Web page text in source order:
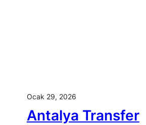
Ocak 29, 2026
Antalya Transfer